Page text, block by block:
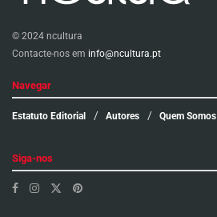
© 2024 ncultura
Contacte-nos em info@ncultura.pt
Navegar
Estatuto Editorial Autores Quem Somos
Siga-nos